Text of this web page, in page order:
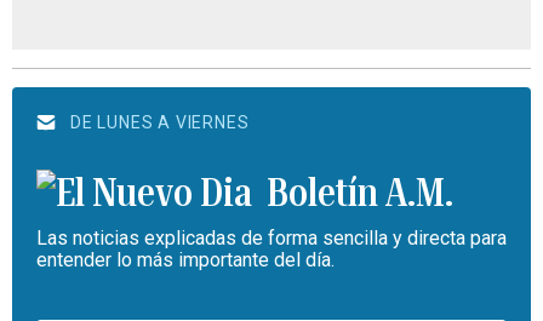
DE LUNES A VIERNES
Boletín A.M.
Las noticias explicadas de forma sencilla y directa para
entender lo más importante del día.